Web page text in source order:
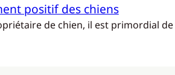
positif des chiens
de chien, il est primordial